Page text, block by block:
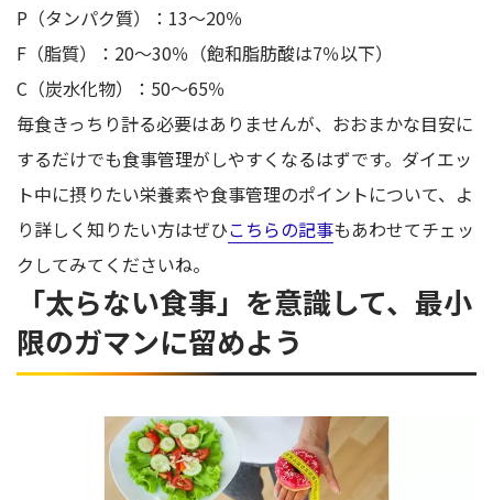
P（タンパク質）：13～20％
F（脂質）：20～30％（飽和脂肪酸は7％以下）
C（炭水化物）：50～65％
毎食きっちり計る必要はありませんが、おおまかな目安に
するだけでも食事管理がしやすくなるはずです。ダイエッ
ト中に摂りたい栄養素や食事管理のポイントについて、よ
り詳しく知りたい方はぜひこちらの記事もあわせてチェッ
クしてみてくださいね。
「太らない食事」を意識して、最小
限のガマンに留めよう